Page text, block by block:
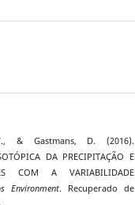
& Gastmans, D. (2016).
DA PRECIPITAÇÃO E
COM A VARIABILIDADE
Environment. Recuperado de